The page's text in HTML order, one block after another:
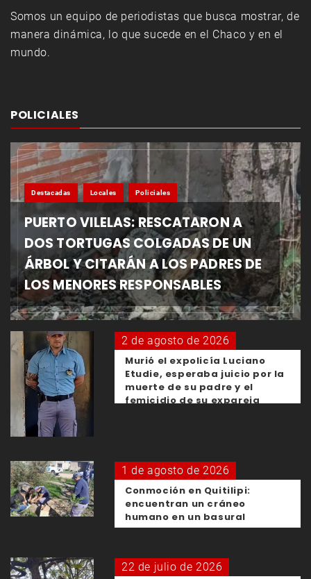
Somos un equipo de periodistas que busca mostrar, de
manera dinámica, lo que sucede en el Chaco y en el
mundo.
POLICIALES
Destacadas Locales Policiales
PUERTO VILELAS: RESCATARON A
DOS TORTUGAS COLGADAS DE UN
ÁRBOL Y CITARÁN A LOS PADRES DE
LOS MENORES RESPONSABLES
2 de agosto de 2026
Murió el expolicía Luciano
Etudie, esperaba juicio por la
muerte de su padre y el
femicidio de su expareja
1 de agosto de 2026
Conmoción en Quitilipi:
encuentran un cráneo
humano en un basural
22 de julio de 2026